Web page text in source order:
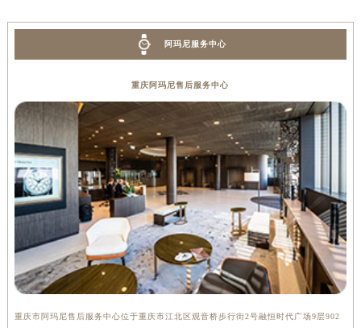
阿玛尼服务中心
重庆阿玛尼售后服务中心
重庆市阿玛尼售后服务中心位于重庆市江北区观音桥步行街2号融恒时代广场9层902